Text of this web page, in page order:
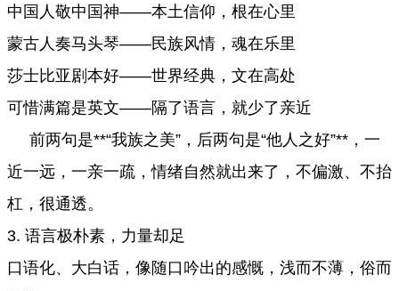
中国人敬中国神——本土信仰，根在心里
蒙古人奏马头琴——民族风情，魂在乐里
莎士比亚剧本好——世界经典，文在高处
可惜满篇是英文——隔了语言，就少了亲近
前两句是**“我族之美”，后两句是“他人之好”**，一
近一远，一亲一疏，情绪自然就出来了，不偏激、不抬
杠，很通透。
3. 语言极朴素，力量却足
口语化、大白话，像随口吟出的感慨，浅而不薄，俗而